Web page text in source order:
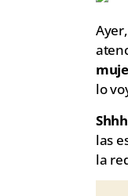
lo
las
la